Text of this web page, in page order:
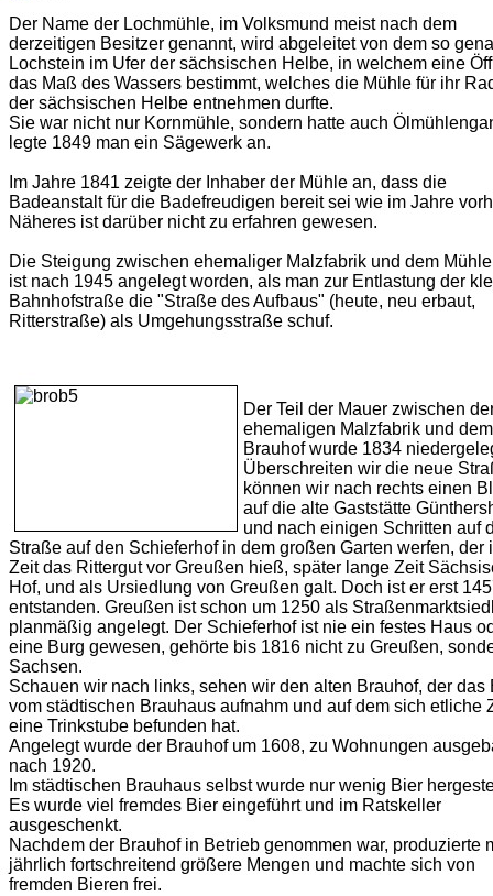
Der Name der Lochmühle, im Volksmund meist nach dem
derzeitigen Besitzer genannt, wird abgeleitet von dem so
Lochstein im Ufer der sächsischen Helbe, in welchem eine
das Maß des Wassers bestimmt, welches die Mühle für ihr
der sächsischen Helbe entnehmen durfte.
Sie war nicht nur Kornmühle, sondern hatte auch
legte 1849 man ein Sägewerk an.
Im Jahre 1841 zeigte der Inhaber der Mühle an, dass die
Badeanstalt für die Badefreudigen bereit sei wie im Jahre
Näheres ist darüber nicht zu erfahren gewesen.
Die Steigung zwischen ehemaliger Malzfabrik und dem
ist nach 1945 angelegt worden, als man zur Entlastung der
Bahnhofstraße die "Straße des Aufbaus" (heute, neu erbaut,
Ritterstraße) als Umgehungsstraße schuf.
Der Teil der Mauer zwischen
ehemaligen Malzfabrik und dem
Brauhof wurde 1834
Überschreiten wir die neue
können wir nach rechts einen
auf die alte Gaststätte
und nach einigen Schritten auf
Straße auf den Schieferhof in dem großen Garten werfen, der
Zeit das Rittergut vor Greußen hieß, später lange Zeit
Hof, und als Ursiedlung von Greußen galt. Doch ist er erst
entstanden. Greußen ist schon um 1250 als
planmäßig angelegt. Der Schieferhof ist nie ein festes Haus
eine Burg gewesen, gehörte bis 1816 nicht zu Greußen,
Sachsen.
Schauen wir nach links, sehen wir den alten Brauhof, der das
vom städtischen Brauhaus aufnahm und auf dem sich etliche
eine Trinkstube befunden hat.
Angelegt wurde der Brauhof um 1608, zu Wohnungen
nach 1920.
Im städtischen Brauhaus selbst wurde nur wenig Bier
Es wurde viel fremdes Bier eingeführt und im Ratskeller
ausgeschenkt.
Nachdem der Brauhof in Betrieb genommen war, produzierte
jährlich fortschreitend größere Mengen und machte sich von
fremden Bieren frei.